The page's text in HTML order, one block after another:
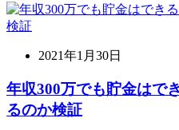
2021年1月30日
年収300万でも貯金はで
るのか検証